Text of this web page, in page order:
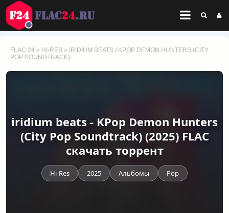
FLAC 24 » HI-RES » IRIDIUM BEATS / KPOP DEMON HUNTERS (CITY
POP SOUNDTRACK)
iridium beats - KPop Demon Hunters
(City Pop Soundtrack) (2025) FLAC
скачать торрент
Hi-Res 2025 Альбомы Pop